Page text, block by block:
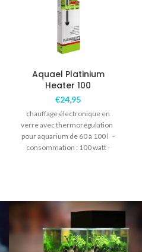
Aquael Platinium
Heater 100
€24,95
chauffage électronique en
verre avec thermorégulation
pour aquarium de 60 à 100 l -
consommation : 100 watt -